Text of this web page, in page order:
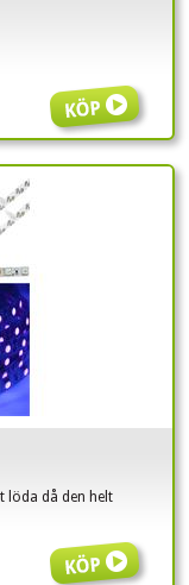
Köp
löda då den helt
Köp